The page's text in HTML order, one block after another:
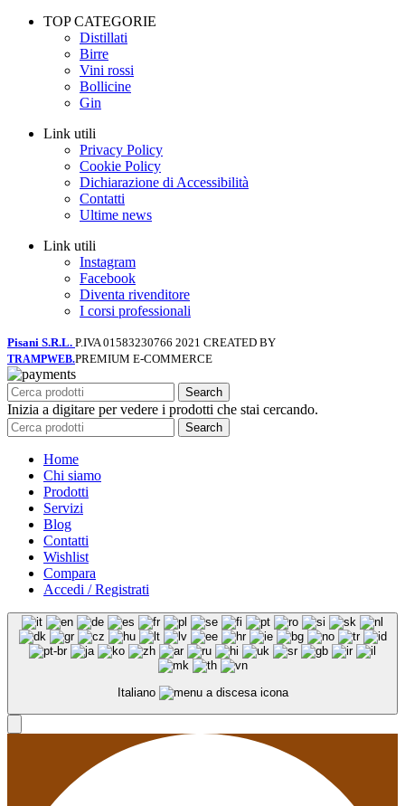
TOP CATEGORIE
Distillati
Birre
Vini rossi
Bollicine
Gin
Link utili
Privacy Policy
Cookie Policy
Dichiarazione di Accessibilità
Contatti
Ultime news
Link utili
Instagram
Facebook
Diventa rivenditore
I corsi professionali
Pisani S.R.L. P.IVA 01583230766 2021 CREATED BY
TRAMPWEB.PREMIUM E-COMMERCE
Search
Inizia a digitare per vedere i prodotti che stai cercando.
Search
Home
Chi siamo
Prodotti
Servizi
Blog
Contatti
Wishlist
Compara
Accedi / Registrati
Italiano